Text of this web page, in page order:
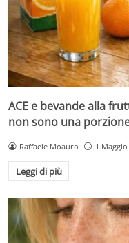
ACE e bevande alla
non sono una
Raffaele Moauro 1 Maggio
Leggi di più